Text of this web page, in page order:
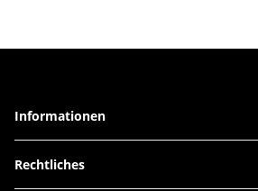
Informationen
Rechtliches